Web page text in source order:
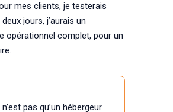
mes clients, je testerais
jours, j’aurais un
opérationnel complet, pour un
pas qu’un hébergeur.